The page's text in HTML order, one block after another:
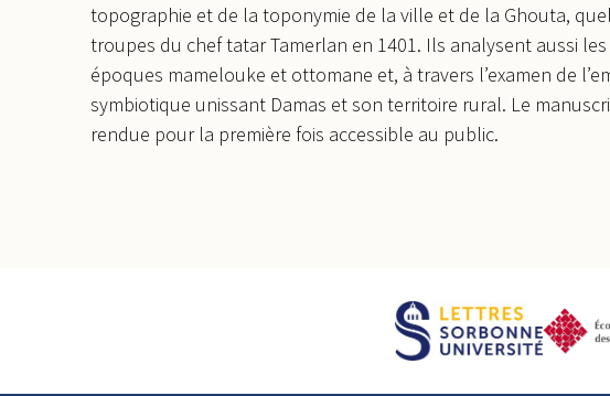
topographie et de la toponymie de la ville et de la Ghouta,
troupes du chef tatar Tamerlan en 1401. Ils analysent aussi
époques mamelouke et ottomane et, à travers l’examen de
symbiotique unissant Damas et son territoire rural. Le
rendue pour la première fois accessible au public.